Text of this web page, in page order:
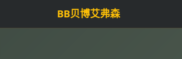
BB贝博艾弗森